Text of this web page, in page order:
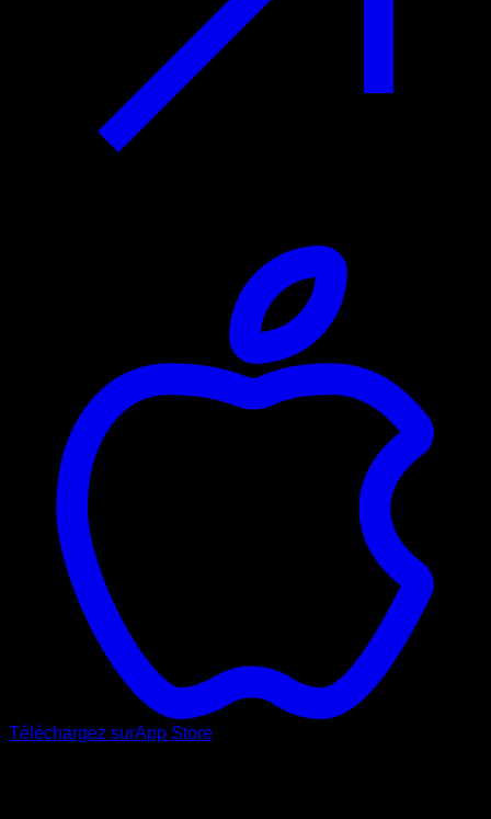
Téléchargez surApp Store